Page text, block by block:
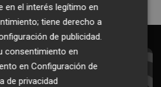
al Boletín
en el interés legítimo en
tiene derecho a
de publicidad.
consentimiento en
enConfiguración de
de privacidad